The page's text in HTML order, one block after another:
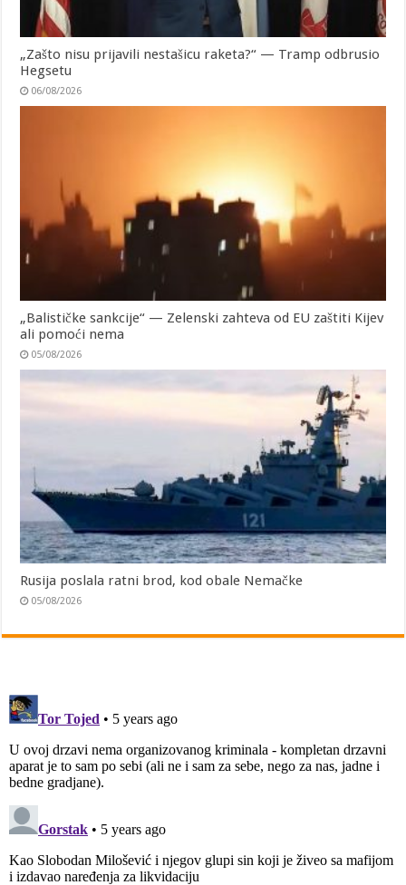
„Zašto nisu prijavili nestašicu raketa?“ — Tramp odbrusio
Hegsetu
06/08/2026
„Balističke sankcije“ — Zelenski zahteva od EU zaštiti Kijev
ali pomoći nema
05/08/2026
Rusija poslala ratni brod, kod obale Nemačke
05/08/2026